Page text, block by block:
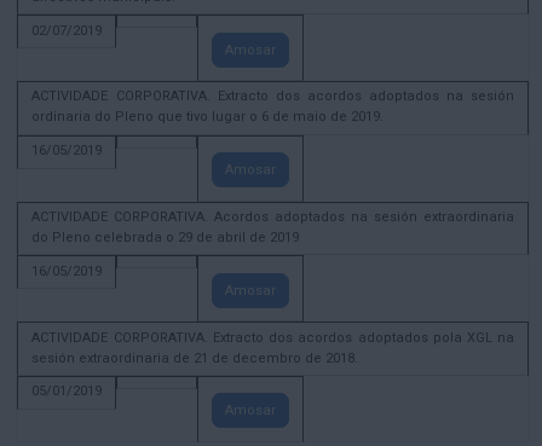
02/07/2019
Amosar
ACTIVIDADE CORPORATIVA. Extracto dos acordos adoptados na sesión
ordinaria do Pleno que tivo lugar o 6 de maio de 2019.
16/05/2019
Amosar
ACTIVIDADE CORPORATIVA. Acordos adoptados na sesión extraordinaria
do Pleno celebrada o 29 de abril de 2019
16/05/2019
Amosar
ACTIVIDADE CORPORATIVA. Extracto dos acordos adoptados pola XGL na
sesión extraordinaria de 21 de decembro de 2018.
05/01/2019
Amosar